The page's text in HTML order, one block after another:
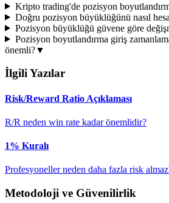
Kripto trading'de pozisyon
Doğru pozisyon büyüklüğünü nasıl
Pozisyon büyüklüğü güvene göre
Pozisyon boyutlandırma giriş
önemli?▼
İlgili Yazılar
Risk/Reward Ratio Açıklaması
R/R neden win rate kadar önemlidir?
1% Kuralı
Profesyoneller neden daha fazla risk
Metodoloji ve Güvenilirlik